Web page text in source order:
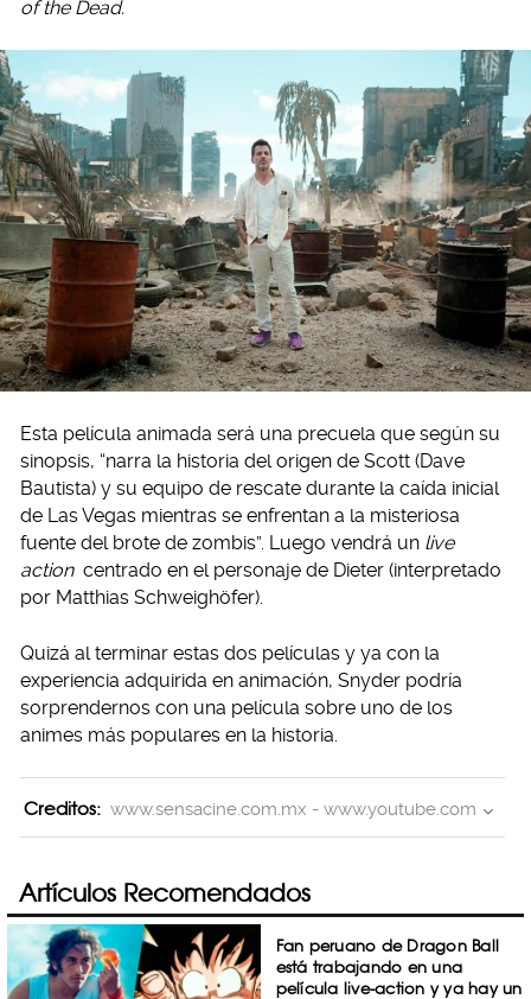
of the Dead.
Esta película animada será una precuela que según su
sinopsis, “narra la historia del origen de Scott (Dave
Bautista) y su equipo de rescate durante la caída inicial
de Las Vegas mientras se enfrentan a la misteriosa
fuente del brote de zombis”. Luego vendrá un live
action centrado en el personaje de Dieter (interpretado
por Matthias Schweighöfer).
Quizá al terminar estas dos películas y ya con la
experiencia adquirida en animación, Snyder podría
sorprendernos con una película sobre uno de los
animes más populares en la historia.
Creditos: www.sensacine.com.mx - www.youtube.com
Artículos Recomendados
Fan peruano de Dragon Ball
está trabajando en una
película live-action y ya hay un